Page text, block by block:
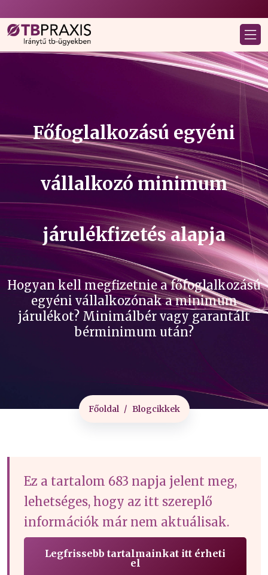
Főfoglalkozású egyéni
vállalkozó minimum
járulékfizetés alapja
Hogyan kell megfizetnie a főfoglalkozású
egyéni vállalkozónak a minimum
járulékot? Minimálbér vagy garantált
bérminimum után?
Főoldal Blogcikkek
Ez a tartalom 683 napja jelent meg,
lehetséges, hogy az itt szereplő
információk már nem aktuálisak.
Legfrissebb tartalmainkat itt érheti
el